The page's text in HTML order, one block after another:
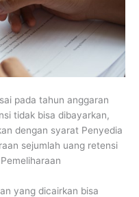
pada tahun anggaran
tidak bisa dibayarkan,
dengan syarat Penyedia
sejumlah uang retensi
yang dicairkan bisa